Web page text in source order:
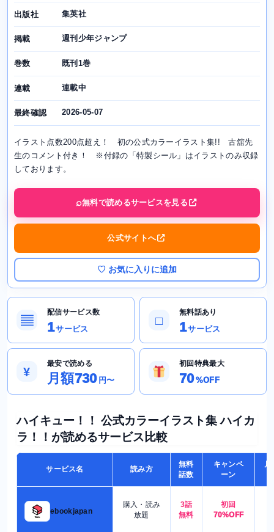
出版社 集英社
掲載 週刊少年ジャンプ
巻数 既刊1巻
連載 連載中
最終確認 2026-05-07
イラスト点数200点超え！ 初の公式カラーイラスト集!! 古舘先
生のコメント付き！ ※付録の「特製シール」はイラストのみ収録
しております。
無料で読めるサービスを見る
公式サイトへ
♡ お気に入りに追加
▤
配信サービス数
1サービス
□
無料話あり
1サービス
¥
最安で読める
月額730 円〜
初回特典最大
70%OFF
ハイキュー！！ 公式カラーイラスト集 ハイカ
ラ！！が読めるサービス比較
サービス名 読み方
無料
話数
キャンペ
ーン
月
ebookjapan
購入・読み
放題
3話
無料
初回
70%OFF